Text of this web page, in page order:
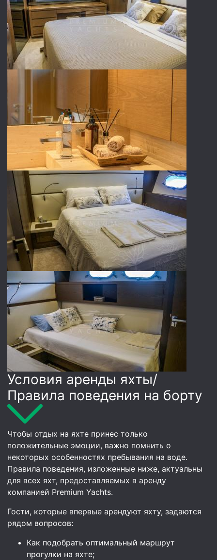
Условия аренды яхты/
Правила поведения на борту
Чтобы отдых на яхте принес только
положительные эмоции, важно помнить о
некоторых особенностях пребывания на воде.
Правила поведения, изложенные ниже, актуальны
для всех яхт, предоставляемых в аренду
компанией Premium Yachts.
Гости, которые впервые арендуют яхту, задаются
рядом вопросов:
Как подобрать оптимальный маршрут
прогулки на яхте;